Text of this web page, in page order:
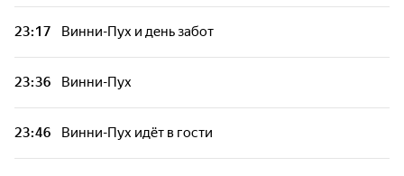
23:17 Винни-Пух и день забот
23:36 Винни-Пух
23:46 Винни-Пух идёт в гости